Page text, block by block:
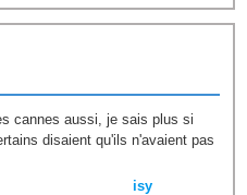
cannes aussi, je sais plus si
disaient qu'ils n'avaient pas
isy